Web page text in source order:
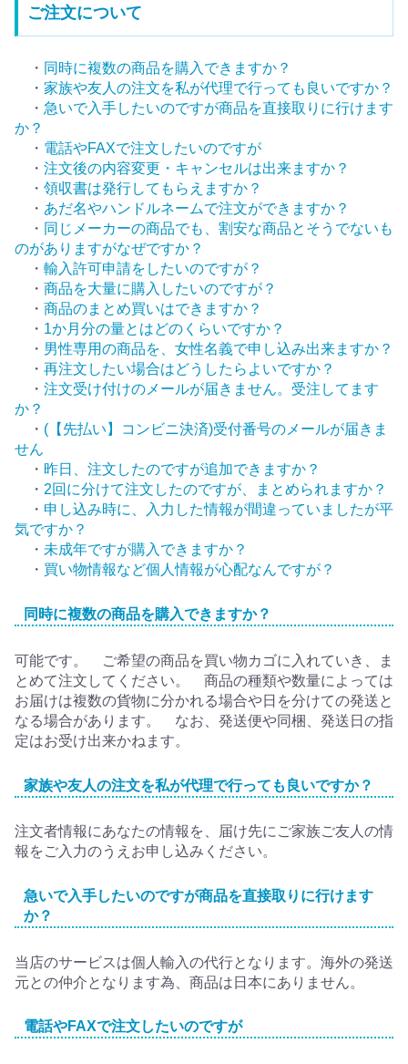
ご注文について
・ 同時に複数の商品を購入できますか？
・ 家族や友人の注文を私が代理で行っても良いですか？
・ 急いで入手したいのですが商品を直接取りに行けます
か？
・ 電話やFAXで注文したいのですが
・ 注文後の内容変更・キャンセルは出来ますか？
・ 領収書は発行してもらえますか？
・ あだ名やハンドルネームで注文ができますか？
・ 同じメーカーの商品でも、割安な商品とそうでないも
のがありますがなぜですか？
・ 輸入許可申請をしたいのですが？
・ 商品を大量に購入したいのですが？
・ 商品のまとめ買いはできますか？
・ 1か月分の量とはどのくらいですか？
・ 男性専用の商品を、女性名義で申し込み出来ますか？
・ 再注文したい場合はどうしたらよいですか？
・ 注文受け付けのメールが届きません。受注してます
か？
・ (【先払い】コンビニ決済)受付番号のメールが届きま
せん
・ 昨日、注文したのですが追加できますか？
・ 2回に分けて注文したのですが、まとめられますか？
・ 申し込み時に、入力した情報が間違っていましたが平
気ですか？
・ 未成年ですが購入できますか？
・ 買い物情報など個人情報が心配なんですが？
同時に複数の商品を購入できますか？
可能です。 ご希望の商品を買い物カゴに入れていき、ま
とめて注文してください。 商品の種類や数量によっては
お届けは複数の貨物に分かれる場合や日を分けての発送と
なる場合があります。 なお、発送便や同梱、発送日の指
定はお受け出来かねます。
家族や友人の注文を私が代理で行っても良いですか？
注文者情報にあなたの情報を、届け先にご家族ご友人の情
報をご入力のうえお申し込みください。
急いで入手したいのですが商品を直接取りに行けます
か？
当店のサービスは個人輸入の代行となります。海外の発送
元との仲介となります為、商品は日本にありません。
電話やFAXで注文したいのですが